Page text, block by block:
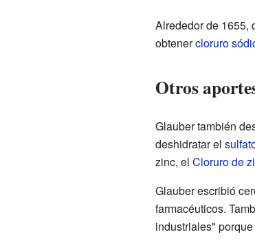
Alrededor de 1655,
obtenercloruro
Otros
Glauber también
deshidratar el
zinc, el Cloruro de
Glauber escribió
farmacéuticos.
industriales"